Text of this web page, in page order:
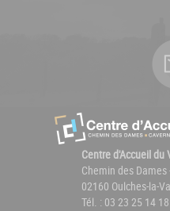
Centre d'Accueil du
Chemin des Dames
02160 Oulches-la-
Tél. : 03 23 25 14 18